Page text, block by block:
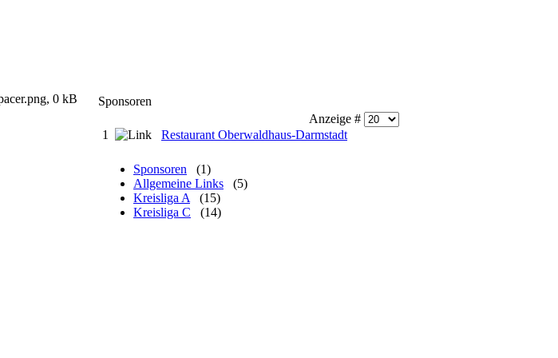
Sponsoren
Anzeige #
1
Restaurant Oberwaldhaus-Darmstadt
Sponsoren
(1)
Allgemeine Links
(5)
Kreisliga A
(15)
Kreisliga C
(14)